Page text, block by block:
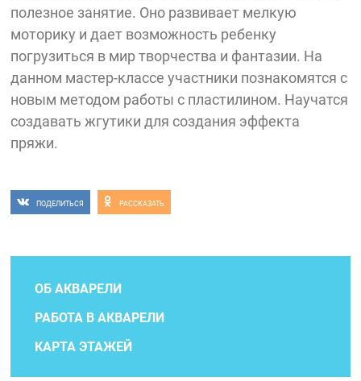
полезное занятие. Оно развивает мелкую
моторику и дает возможность ребенку
погрузиться в мир творчества и фантазии. На
данном мастер-классе участники познакомятся с
новым методом работы с пластилином. Научатся
создавать жгутики для создания эффекта
пряжи.
ПОДЕЛИТЬСЯ РАССКАЗАТЬ
ОБ АКВАРЕЛИ
РАБОТА В АКВАРЕЛИ
КАРТА ЭТАЖЕЙ